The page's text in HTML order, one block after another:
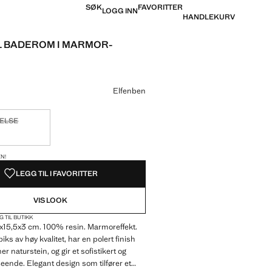
SØKLOGG INNFAVORITTER
HANDLEKURV
BADEROM I MARMOR-
[kr 349,00 ]
Elfenben
LEGG TIL I FAVORITTER
VIS LOOK
TIL BUTIKK
cm. 100% resin. Marmoreffekt.
av høy kvalitet, har en polert finish
naturstein, og gir et sofistikert og
Elegant design som tilfører et